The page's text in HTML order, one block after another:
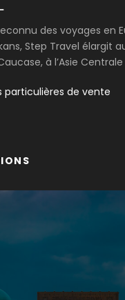
des voyages en
Step Travel élargit
à l’Asie
particulières de vente